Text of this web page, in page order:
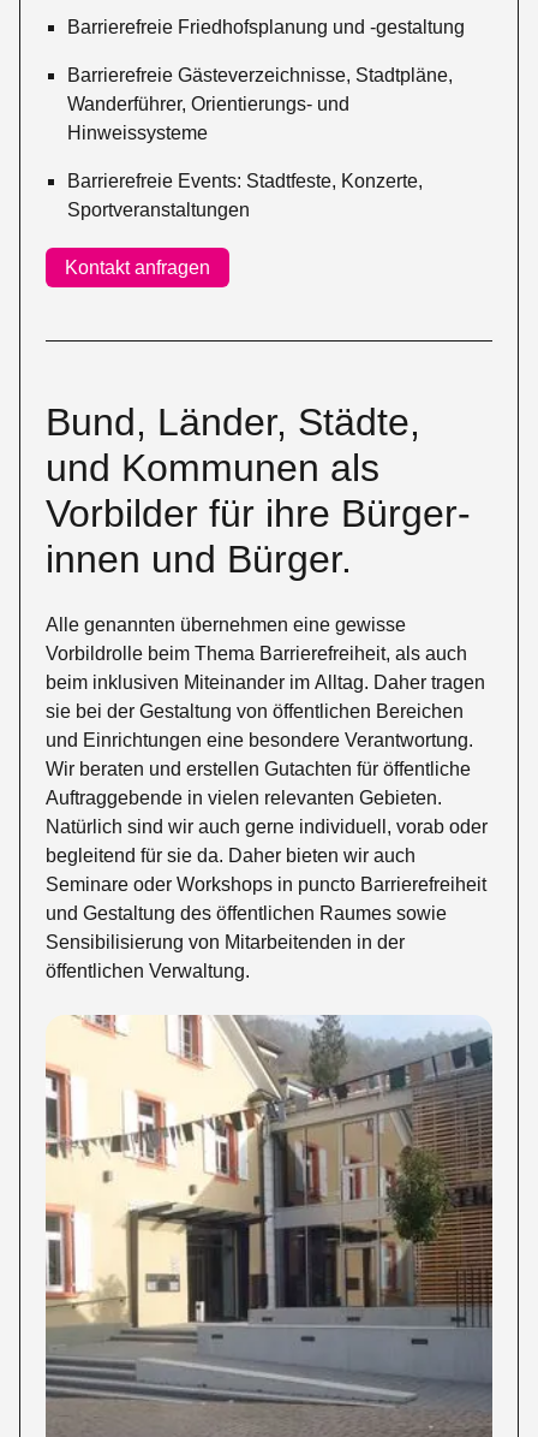
Barrierefreie Friedhofsplanung und -gestaltung
Barrierefreie Gästeverzeichnisse, Stadtpläne,
Wanderführer, Orientierungs- und
Hinweissysteme
Barrierefreie Events: Stadtfeste, Konzerte,
Sportveranstaltungen
Kontakt anfragen
Bund, Länder, Städte,
und Kommunen als
Vorbilder für ihre Bürger­
innen und Bürger.
Alle genannten übernehmen eine gewisse
Vorbildrolle beim Thema Barrierefreiheit, als auch
beim inklusiven Miteinander im Alltag. Daher tragen
sie bei der Gestaltung von öffentlichen Bereichen
und Einrichtungen eine besondere Verantwortung.
Wir beraten und erstellen Gutachten für öffentliche
Auftraggebende in vielen relevanten Gebieten.
Natürlich sind wir auch gerne individuell, vorab oder
begleitend für sie da. Daher bieten wir auch
Seminare oder Workshops in puncto Barrierefreiheit
und Gestaltung des öffentlichen Raumes sowie
Sensibilisierung von Mitarbeitenden in der
öffentlichen Verwaltung.